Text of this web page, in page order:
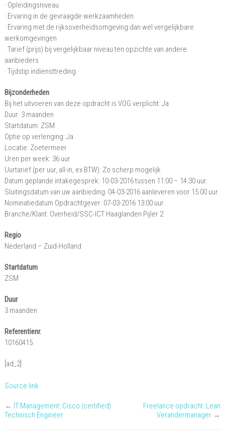
· Opleidingsniveau
· Ervaring in de gevraagde werkzaamheden
· Ervaring met de rijksoverheidsomgeving dan wel vergelijkbare
werkomgevingen
· Tarief (prijs) bij vergelijkbaar niveau ten opzichte van andere
aanbieders
· Tijdstip indiensttreding
Bijzonderheden
Bij het uitvoeren van deze opdracht is VOG verplicht: Ja
Duur: 3 maanden
Startdatum: ZSM
Optie op verlenging: Ja
Locatie: Zoetermeer
Uren per week: 36 uur
Uurtarief (per uur, all-in, ex BTW): Zo scherp mogelijk
Datum geplande intakegesprek: 10-03-2016 tussen 11:00 – 14:30 uur.
Sluitingsdatum van uw aanbieding: 04-03-2016 aanleveren voor 15:00 uur.
Nominatiedatum Opdrachtgever: 07-03-2016 13:00 uur.
Branche/Klant: Overheid/SSC-ICT Haaglanden Pijler 2
Regio
Nederland – Zuid-Holland
Startdatum
ZSM
Duur
3 maanden
Referentienr.
10160415
[ad_2]
Source link
← IT Management: Cisco (certified)
Technisch Engineer
Freelance opdracht: Lean
Verandermanager →